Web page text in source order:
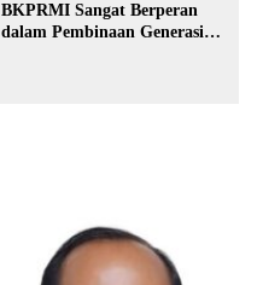
BKPRMI Sangat Berperan
dalam Pembinaan Generasi